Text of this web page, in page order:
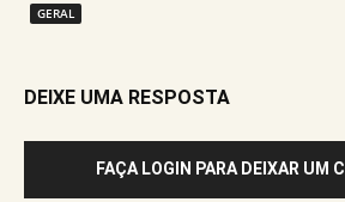
GERAL
DEIXE UMA RESPOSTA
FAÇA LOGIN PARA DEIXAR UM